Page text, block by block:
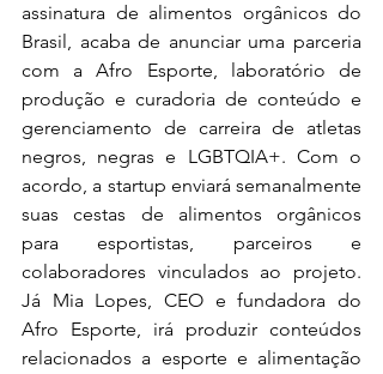
assinatura de alimentos orgânicos do
Brasil, acaba de anunciar uma parceria
com a Afro Esporte, laboratório de
produção e curadoria de conteúdo e
gerenciamento de carreira de atletas
negros, negras e LGBTQIA+. Com o
acordo, a startup enviará semanalmente
suas cestas de alimentos orgânicos
para esportistas, parceiros e
colaboradores vinculados ao projeto.
Já Mia Lopes, CEO e fundadora do
Afro Esporte, irá produzir conteúdos
relacionados a esporte e alimentação